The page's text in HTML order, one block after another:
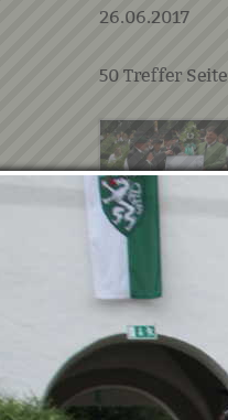
26.06.2017
50 Treffer Seite